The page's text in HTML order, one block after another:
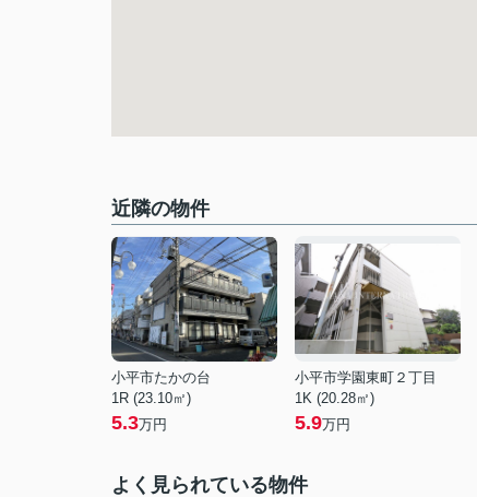
近隣の物件
小平市たかの台
1R (23.10㎡)
5.3万円
小平市学園東町２丁目
1K (20.28㎡)
5.9万円
よく見られている物件